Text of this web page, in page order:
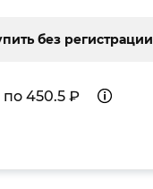
без регистрации
450.5 ₽